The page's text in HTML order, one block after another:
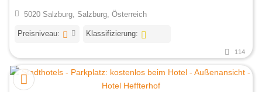
5020 Salzburg, Salzburg, Österreich
Preisniveau: Klassifizierung:
114